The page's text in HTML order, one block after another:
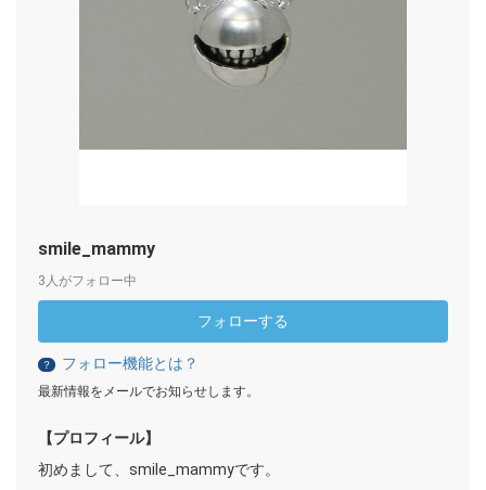
smile_mammy
3人がフォロー中
フォローする
？ フォロー機能とは？
最新情報をメールでお知らせします。
【プロフィール】
初めまして、smile_mammyです。